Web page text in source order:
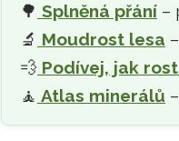
🌳 Splněná přání –
🔬 Moudrost lesa
💨 Podívej, jak
🧘‍ Atlas minerálů